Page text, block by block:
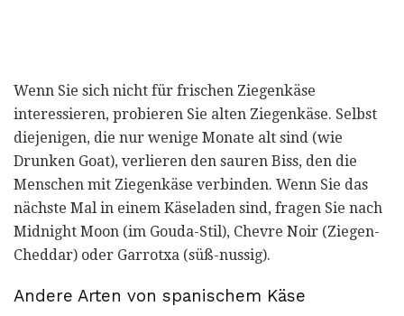
Wenn Sie sich nicht für frischen Ziegenkäse
interessieren, probieren Sie alten Ziegenkäse. Selbst
diejenigen, die nur wenige Monate alt sind (wie
Drunken Goat), verlieren den sauren Biss, den die
Menschen mit Ziegenkäse verbinden. Wenn Sie das
nächste Mal in einem Käseladen sind, fragen Sie nach
Midnight Moon (im Gouda-Stil), Chevre Noir (Ziegen-
Cheddar) oder Garrotxa (süß-nussig).
Andere Arten von spanischem Käse